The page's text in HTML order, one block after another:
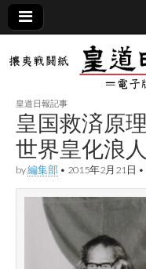
皇道
日報
（防
共新
聞）
敬神
尊皇
｜昭
和八
年創
刊
皇道
実
践
攘夷
皇道日報記事
皇国救済原
世界皇化浪
by編集部 • 2015年2月21日 •